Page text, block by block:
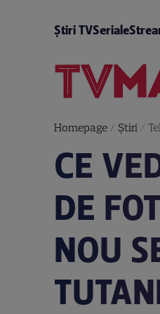
Știri TVSeriale
Homepage/ Știri/
CE
DE
NOU